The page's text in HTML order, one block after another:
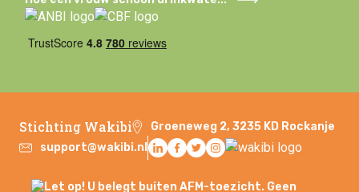
Stichting Wakibi
Groeneweg 2, 3235 KD Rockanje
support@wakibi.nl